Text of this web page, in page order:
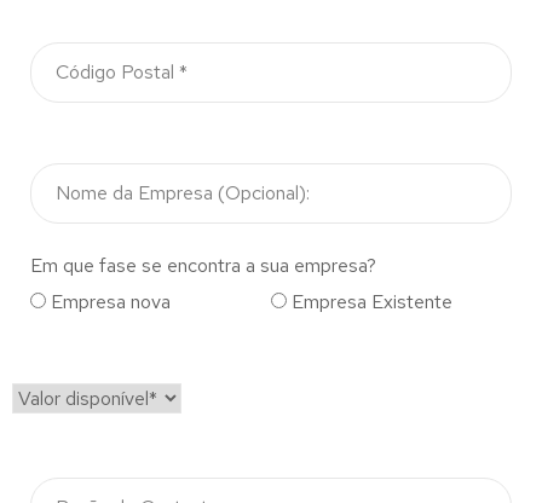
Em que fase se encontra a sua empresa?
Empresa nova
Empresa Existente